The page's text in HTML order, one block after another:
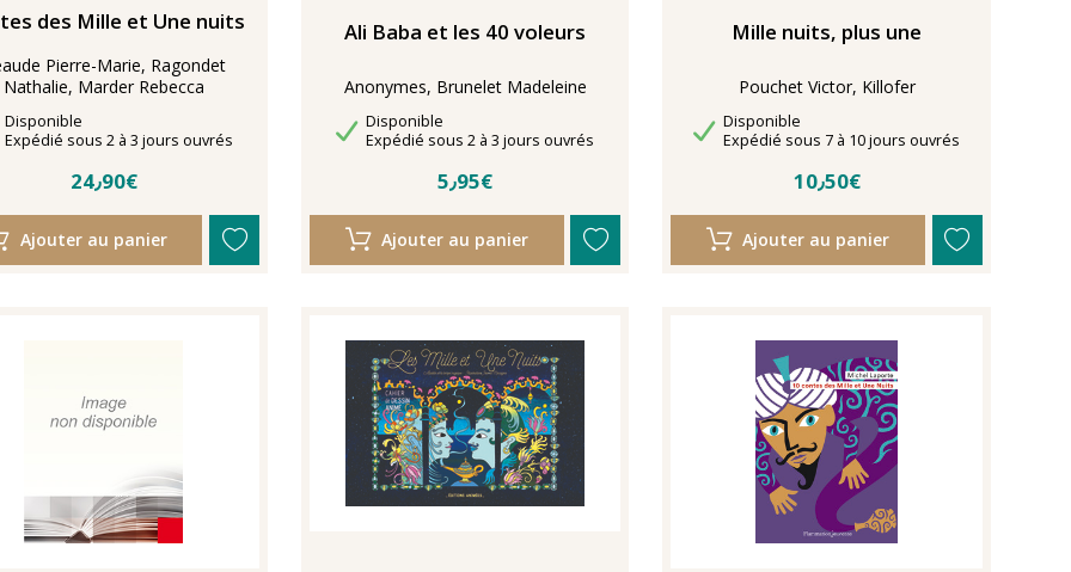
des Mille et Une nuits
Pierre-Marie, Ragondet
Nathalie, Marder Rebecca
Disponibilité
Disponible
Délais de livraison
Expédié sous 2 à 3 jours ouvrés
24٫90€
Ajouter au panier
Ali Baba et les 40 voleurs
Anonymes, Brunelet Madeleine
Disponibilité
Disponible
Délais de livraison
Expédié sous 2 à 3 jours ouvrés
5٫95€
Ajouter au panier
Mille nuits, plus une
Pouchet Victor, Killofer
Disponibilité
Disponible
Délais de livraison
Expédié sous 7 à 10 jours ouvrés
10٫50€
Ajouter au panier